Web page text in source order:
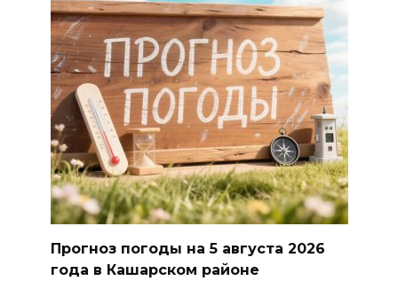
Прогноз погоды на 5 августа 2026
года в Кашарском районе